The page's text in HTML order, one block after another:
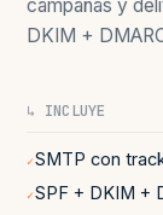
campañas y
DKIM +
↳ INCLUYE
✓SMTP con
✓SPF + DKIM +